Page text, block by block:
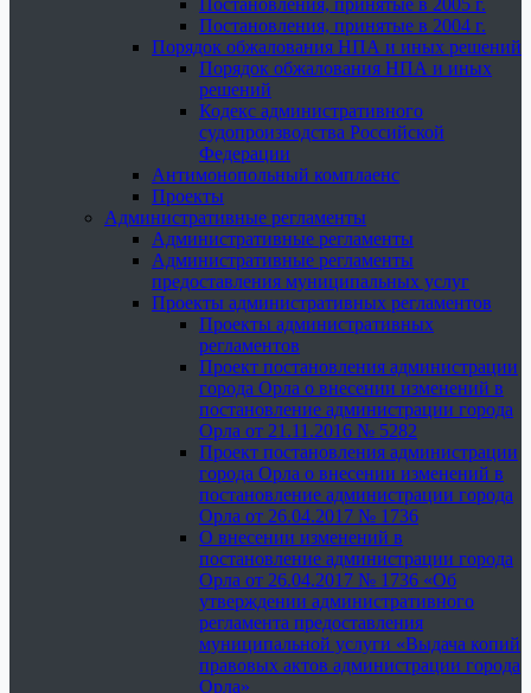
Постановления, принятые в 2005 г.
Постановления, принятые в 2004 г.
Порядок обжалования НПА и иных решений
Порядок обжалования НПА и иных
решений
Кодекс административного
судопроизводства Российской
Федерации
Антимонопольный комплаенс
Проекты
Административные регламенты
Административные регламенты
Административные регламенты
предоставления муниципальных услуг
Проекты административных регламентов
Проекты административных
регламентов
Проект постановления администрации
города Орла о внесении изменений в
постановление администрации города
Орла от 21.11.2016 № 5282
Проект постановления администрации
города Орла о внесении изменений в
постановление администрации города
Орла от 26.04.2017 № 1736
О внесении изменений в
постановление администрации города
Орла от 26.04.2017 № 1736 «Об
утверждении административного
регламента предоставления
муниципальной услуги «Выдача копий
правовых актов администрации города
Орла»